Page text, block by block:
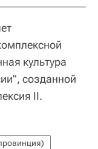
культура
созданной
II.